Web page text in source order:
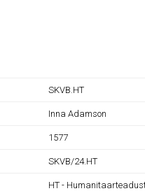
SKVB.HT
Inna Adamson
1577
SKVB/24.HT
HT -